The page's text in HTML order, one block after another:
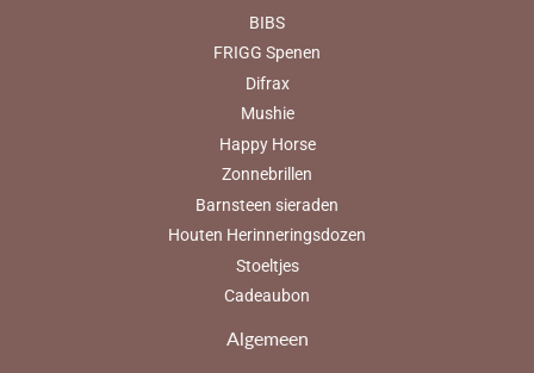
BIBS
FRIGG Spenen
Difrax
Mushie
Happy Horse
Zonnebrillen
Barnsteen sieraden
Houten Herinneringsdozen
Stoeltjes
Cadeaubon
Algemeen